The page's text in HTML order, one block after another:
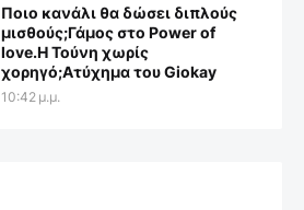
Ποιο κανάλι θα δώσει διπλούς
μισθούς;Γάμος στο Power of
love.Η Τούνη χωρίς
χορηγό;Aτύχημα του Giokay
10:42 μ.μ.